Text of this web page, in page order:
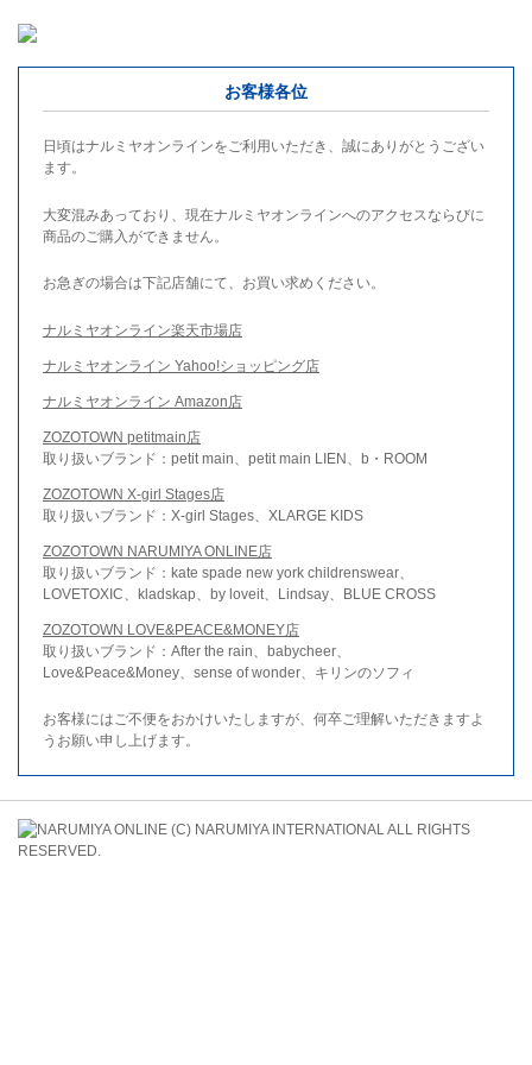
お客様各位
日頃はナルミヤオンラインをご利用いただき、誠にありがとうござい
ます。
大変混みあっており、現在ナルミヤオンラインへのアクセスならびに
商品のご購入ができません。
お急ぎの場合は下記店舗にて、お買い求めください。
ナルミヤオンライン楽天市場店
ナルミヤオンライン Yahoo!ショッピング店
ナルミヤオンライン Amazon店
ZOZOTOWN petitmain店
取り扱いブランド：petit main、petit main LIEN、b・ROOM
ZOZOTOWN X-girl Stages店
取り扱いブランド：X-girl Stages、XLARGE KIDS
ZOZOTOWN NARUMIYA ONLINE店
取り扱いブランド：kate spade new york childrenswear、
LOVETOXIC、kladskap、by loveit、Lindsay、BLUE CROSS
ZOZOTOWN LOVE&PEACE&MONEY店
取り扱いブランド：After the rain、babycheer、
Love&Peace&Money、sense of wonder、キリンのソフィ
お客様にはご不便をおかけいたしますが、何卒ご理解いただきますよ
うお願い申し上げます。